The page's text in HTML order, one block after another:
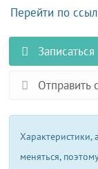
Перейти по
Записаться
Отправить
Характеристики,
меняться,